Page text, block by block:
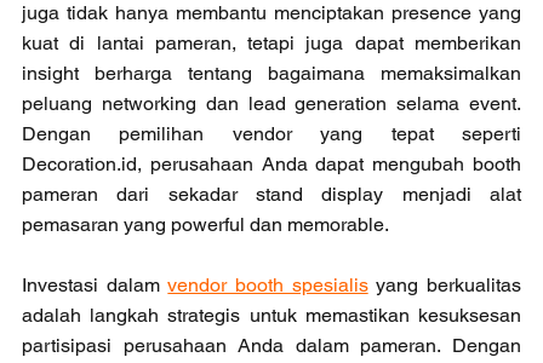
juga tidak hanya membantu menciptakan presence yang
kuat di lantai pameran, tetapi juga dapat memberikan
insight berharga tentang bagaimana memaksimalkan
peluang networking dan lead generation selama event.
Dengan pemilihan vendor yang tepat seperti
Decoration.id, perusahaan Anda dapat mengubah booth
pameran dari sekadar stand display menjadi alat
pemasaran yang powerful dan memorable.
Investasi dalam vendor booth spesialis yang berkualitas
adalah langkah strategis untuk memastikan kesuksesan
partisipasi perusahaan Anda dalam pameran. Dengan